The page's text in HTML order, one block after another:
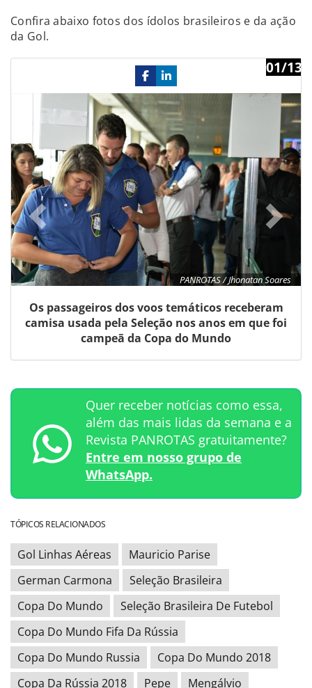
Confira abaixo fotos dos ídolos brasileiros e da ação
da Gol.
PANROTAS / Jhonatan Soares
01/13
Os passageiros dos voos temáticos receberam
camisa usada pela Seleção nos anos em que foi
campeã da Copa do Mundo
Previous
Quer receber notícias como essa,
além das mais lidas da semana e a
Revista PANROTAS gratuitamente?
Entre em nosso grupo de
WhatsApp.
TÓPICOS RELACIONADOS
Gol Linhas Aéreas
Mauricio Parise
German Carmona
Seleção Brasileira
Copa Do Mundo
Seleção Brasileira De Futebol
Copa Do Mundo Fifa Da Rússia
Copa Do Mundo Russia
Copa Do Mundo 2018
Copa Da Rússia 2018
Pepe Mengálvio